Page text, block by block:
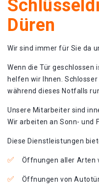
Düren
Wir sind immer für Sie da
Wenn die Tür geschlossen
helfen wir Ihnen.
während dieses Notfalls
Unsere Mitarbeiter sind
Wir arbeiten an Sonn- und
Diese Dienstleistungen
Öffnungen aller Arten
Öffnungen von